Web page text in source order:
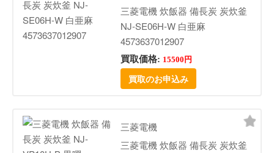
三菱電機 炊飯器 備長炭 炭炊釜
NJ-SE06H-W 白亜麻
4573637012907
買取価格: 15500円
買取のお申込み
三菱電機
三菱電機 炊飯器 備長炭 炭炊釜